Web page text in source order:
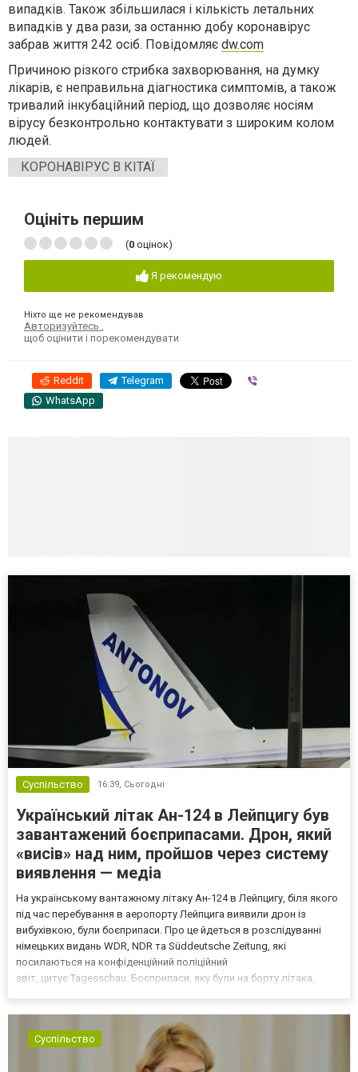
випадків. Також збільшилася і кількість летальних
випадків у два рази, за останню добу коронавірус
забрав життя 242 осіб. Повідомляє dw.com
Причиною різкого стрибка захворювання, на думку
лікарів, є неправильна діагностика симптомів, а також
тривалий інкубаційний період, що дозволяє носіям
вірусу безконтрольно контактувати з широким колом
людей.
КОРОНАВІРУС В КІТАЇ
Оцініть першим
(0 оцінок)
Я рекомендую
Ніхто ще не рекомендував
Авторизуйтесь ,
щоб оцінити і порекомендувати
Reddit Telegram
WhatsApp
Суспільство 16:39, Сьогодні
Український літак Ан-124 в Лейпцигу був
завантажений боєприпасами. Дрон, який
«висів» над ним, пройшов через систему
виявлення — медіа
На українському вантажному літаку Ан-124 в Лейпцигу, біля якого
під час перебування в аеропорту Лейпцига виявили дрон із
вибухівкою, були боєприпаси. Про це йдеться в розслідуванні
німецьких видань WDR, NDR та Süddeutsche Zeitung, які
посилаються на конфіденційний поліційний
звіт, цитує Tagesschau. Боєприпаси, яку були на борту літака,
Суспільство